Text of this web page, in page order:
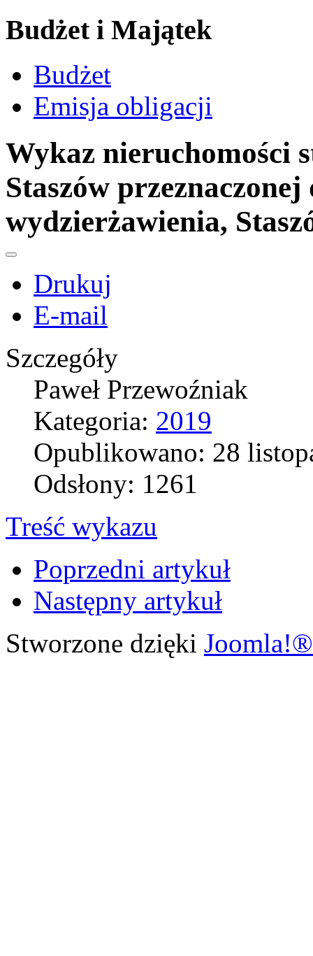
Budżet i Majątek
Budżet
Emisja obligacji
Wykaz nieruchomości
Staszów
wydzierżawienia,
Drukuj
E-mail
Szczegóły
Paweł Przewoźniak
Kategoria: 2019
Opublikowano: 28
Odsłony: 1261
Treść wykazu
Poprzedni artykuł
Następny artykuł
Stworzone dzięki Joomla!®